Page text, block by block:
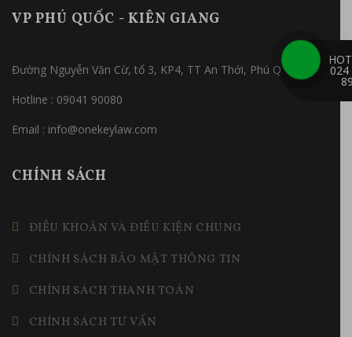
VP PHÚ QUỐC - KIÊN GIANG
Đường Nguyễn Văn Cừ, tổ 3, KP4, TT An Thới, Phú Quốc
Hotline : 09041 90080
Email : info@onekeylaw.com
CHÍNH SÁCH
ĐIỀU KHOẢN VÀ ĐIỀU KIỆN CHUNG
CHÍNH SÁCH BẢO MẬT THÔNG TIN
CHÍNH SÁCH THANH TOÁN
CHÍNH SÁCH TƯ VẤN
024